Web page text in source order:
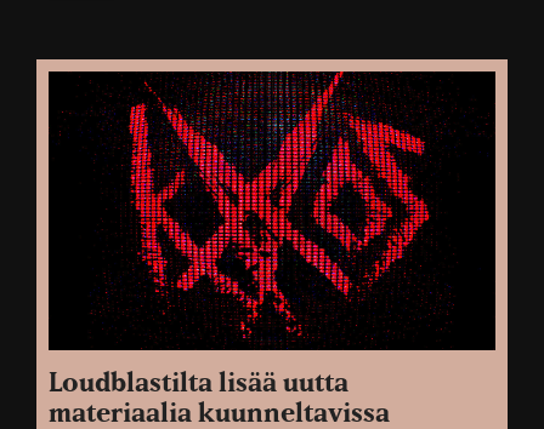
Loudblastilta lisää uutta
materiaalia kuunneltavissa